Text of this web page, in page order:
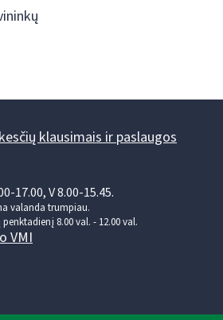
klausimais ir paslaugos
17.00, V 8.00-15.45.
valanda trumpiau.
8.00 val. - 12.00 val.
VMI